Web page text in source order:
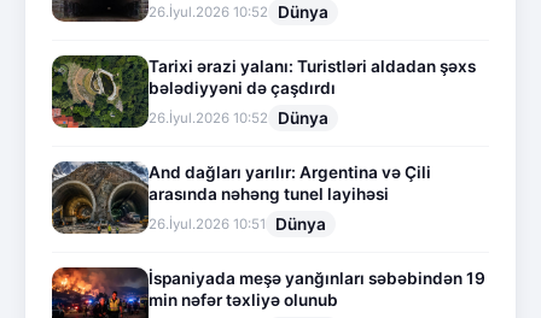
26.İyul.2026 10:52 Dünya
Tarixi ərazi yalanı: Turistləri aldadan şəxs
bələdiyyəni də çaşdırdı
26.İyul.2026 10:52 Dünya
And dağları yarılır: Argentina və Çili
arasında nəhəng tunel layihəsi
26.İyul.2026 10:51 Dünya
İspaniyada meşə yanğınları səbəbindən 19
min nəfər təxliyə olunub